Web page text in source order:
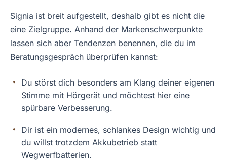
Signia ist breit aufgestellt, deshalb gibt es nicht die
eine Zielgruppe. Anhand der Markenschwerpunkte
lassen sich aber Tendenzen benennen, die du im
Beratungsgespräch überprüfen kannst:
Du störst dich besonders am Klang deiner eigenen
Stimme mit Hörgerät und möchtest hier eine
spürbare Verbesserung.
Dir ist ein modernes, schlankes Design wichtig und
du willst trotzdem Akkubetrieb statt
Wegwerfbatterien.